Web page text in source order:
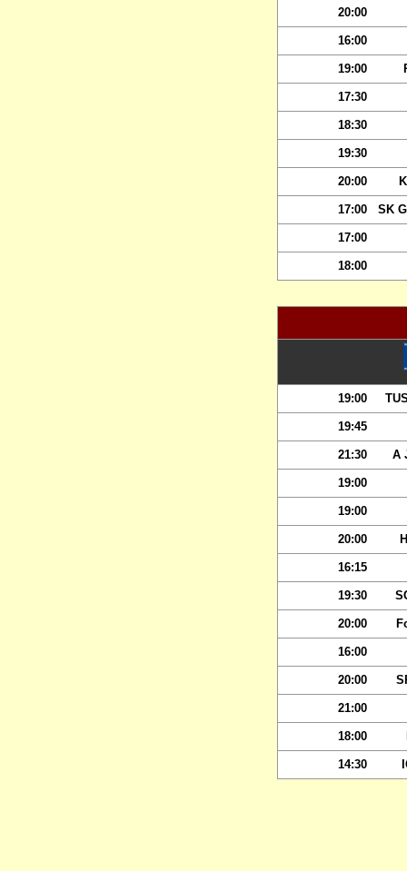
20:00
16:00
19:00
17:30
18:30
19:30
20:00
17:00 SK
17:00
18:00
19:00
19:45
21:30 A
19:00
19:00
20:00
16:15
19:30
20:00
16:00
20:00
21:00
18:00
14:30